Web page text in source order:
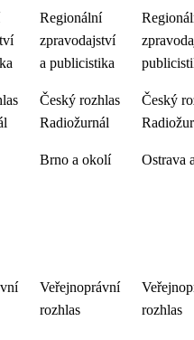
Regionální
zpravodajství
a publicistika
Český rozhlas
Radiožurnál
Český
Brno a okolí Ostrava
Veřejnoprávní
rozhlas
rozhlas